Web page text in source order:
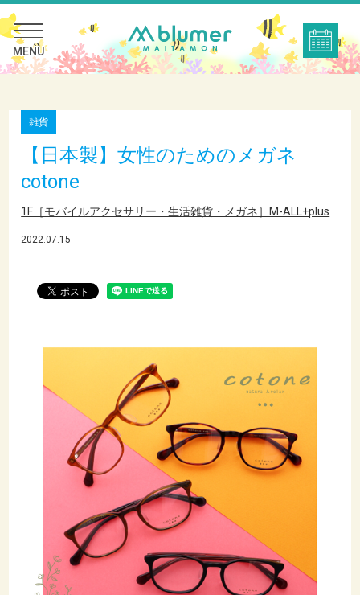
MENU
雑貨
【日本製】女性のためのメガネ
cotone
1F［モバイルアクセサリー・生活雑貨・メガネ］M-ALL+plus
2022.07.15